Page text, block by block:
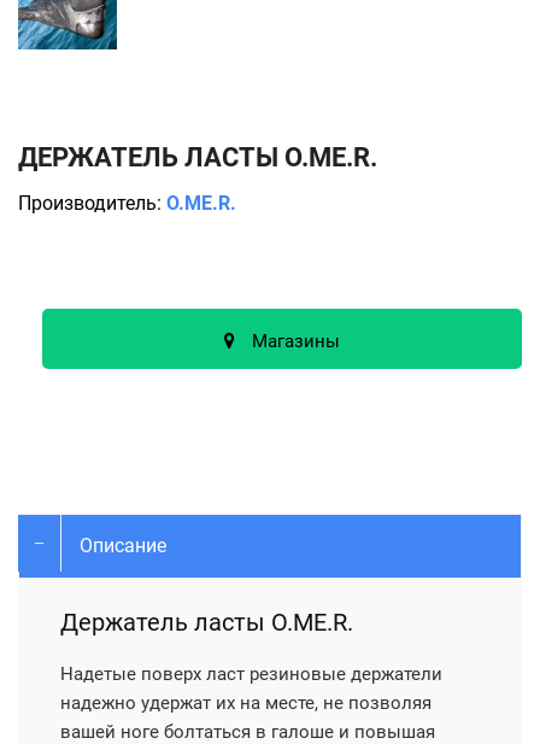
ДЕРЖАТЕЛЬ ЛАСТЫ O.ME.R.
Производитель: O.ME.R.
Магазины
Описание
Держатель ласты O.ME.R.
Надетые поверх ласт резиновые держатели
надежно удержат их на месте, не позволяя
вашей ноге болтаться в галоше и повышая